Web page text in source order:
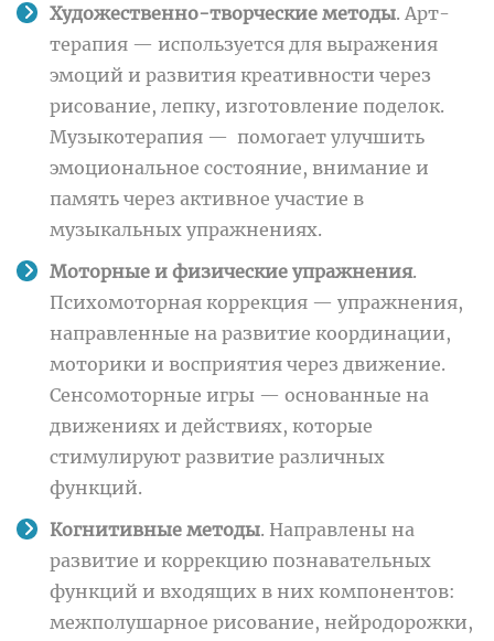
Художественно-творческие методы. Арт-
терапия — используется для выражения
эмоций и развития креативности через
рисование, лепку, изготовление поделок.
Музыкотерапия — помогает улучшить
эмоциональное состояние, внимание и
память через активное участие в
музыкальных упражнениях.
Моторные и физические упражнения.
Психомоторная коррекция — упражнения,
направленные на развитие координации,
моторики и восприятия через движение.
Сенсомоторные игры — основанные на
движениях и действиях, которые
стимулируют развитие различных
функций.
Когнитивные методы. Направлены на
развитие и коррекцию познавательных
функций и входящих в них компонентов:
межполушарное рисование, нейродорожки,